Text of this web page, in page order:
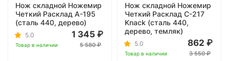
Нож складной Ножемир
Четкий Расклад A-195
(сталь 440, дерево)
5.0
Товар в наличии
1 345
5 580
Нож складной Ножемир
Четкий Расклад C-217
Knack (сталь 440,
дерево, темляк)
5.0
Товар в наличии
862
3 550